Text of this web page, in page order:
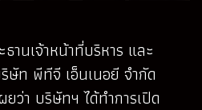
านเจ้าหน้าที่บริหาร และ
ษัท พีทีจี เอ็นเนอยี จำกัด
ยว่า บริษัทฯ ได้ทำการเปิด